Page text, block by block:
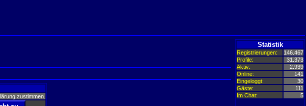
zustimmen.
Statistik
Registrierungen:
146.467
Profile:
31.373
Aktiv:
2.939
Online:
141
Eingeloggt:
30
Gäste:
111
Im Chat:
5